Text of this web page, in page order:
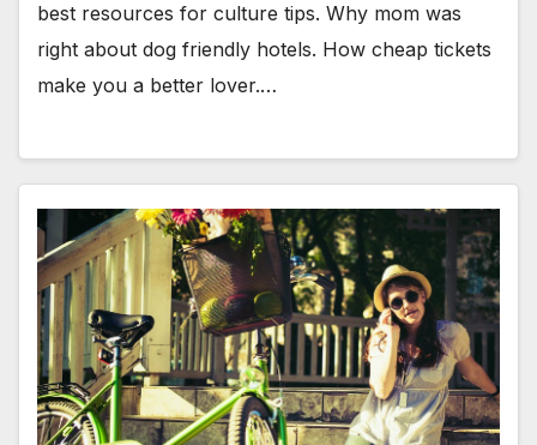
best resources for culture tips. Why mom was
right about dog friendly hotels. How cheap tickets
make you a better lover.…